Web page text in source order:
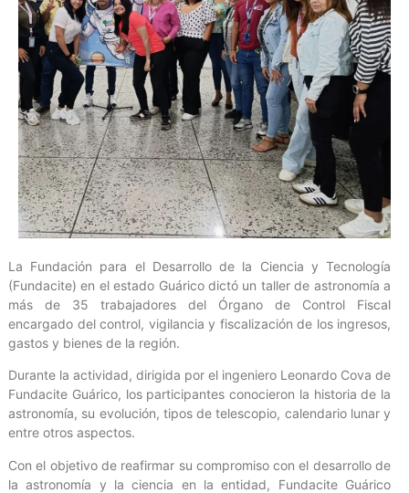
La Fundación para el Desarrollo de la Ciencia y Tecnología
(Fundacite) en el estado Guárico dictó un taller de astronomía a
más de 35 trabajadores del Órgano de Control Fiscal
encargado del control, vigilancia y fiscalización de los ingresos,
gastos y bienes de la región.
Durante la actividad, dirigida por el ingeniero Leonardo Cova de
Fundacite Guárico, los participantes conocieron la historia de la
astronomía, su evolución, tipos de telescopio, calendario lunar y
entre otros aspectos.
Con el objetivo de reafirmar su compromiso con el desarrollo de
la astronomía y la ciencia en la entidad, Fundacite Guárico